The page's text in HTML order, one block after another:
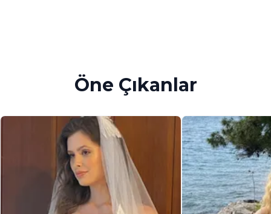
Öne Çıkanlar